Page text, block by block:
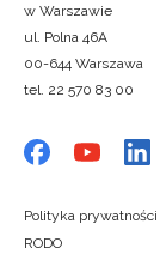
w Warszawie
ul. Polna 46A
00-644 Warszawa
tel. 22 570 83 00
Polityka prywatności
RODO